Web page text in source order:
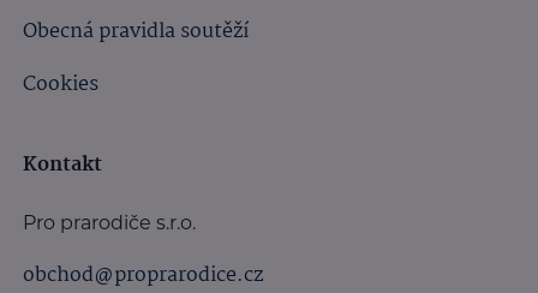
Obecná pravidla soutěží
Cookies
Kontakt
Pro prarodiče s.r.o.
obchod@proprarodice.cz